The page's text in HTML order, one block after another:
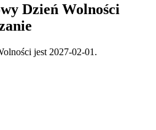
Dzień Wolności
jest 2027-02-01.